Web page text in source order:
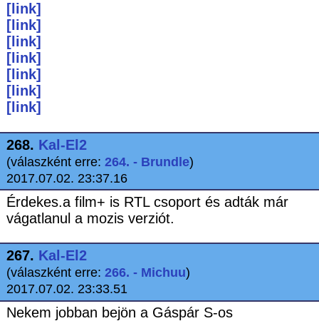
[link]
[link]
[link]
[link]
[link]
[link]
[link]
268. Kal-El2
(válaszként erre: 264. - Brundle)
2017.07.02. 23:37.16
Érdekes.a film+ is RTL csoport és adták már
vágatlanul a mozis verziót.
267. Kal-El2
(válaszként erre: 266. - Michuu)
2017.07.02. 23:33.51
Nekem jobban bejön a Gáspár S-os